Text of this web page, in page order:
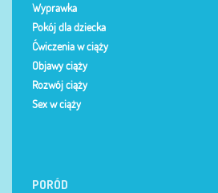
Wyprawka
Pokój dla dziecka
Ćwiczenia w ciąży
Objawy ciąży
Rozwój ciąży
Sex w ciąży
PORÓD